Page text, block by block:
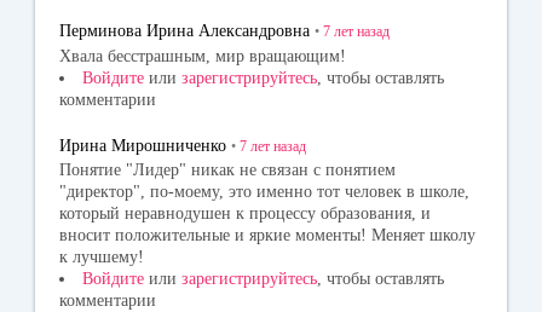
Перминова Ирина Александровна • 7 лет назад
Хвала бесстрашным, мир вращающим!
Войдите или зарегистрируйтесь , чтобы оставлять
комментарии
Ирина Мирошниченко • 7 лет назад
Понятие "Лидер" никак не связан с понятием
"директор", по-моему, это именно тот человек в школе,
который неравнодушен к процессу образования, и
вносит положительные и яркие моменты! Меняет школу
к лучшему!
Войдите или зарегистрируйтесь, чтобы оставлять
комментарии